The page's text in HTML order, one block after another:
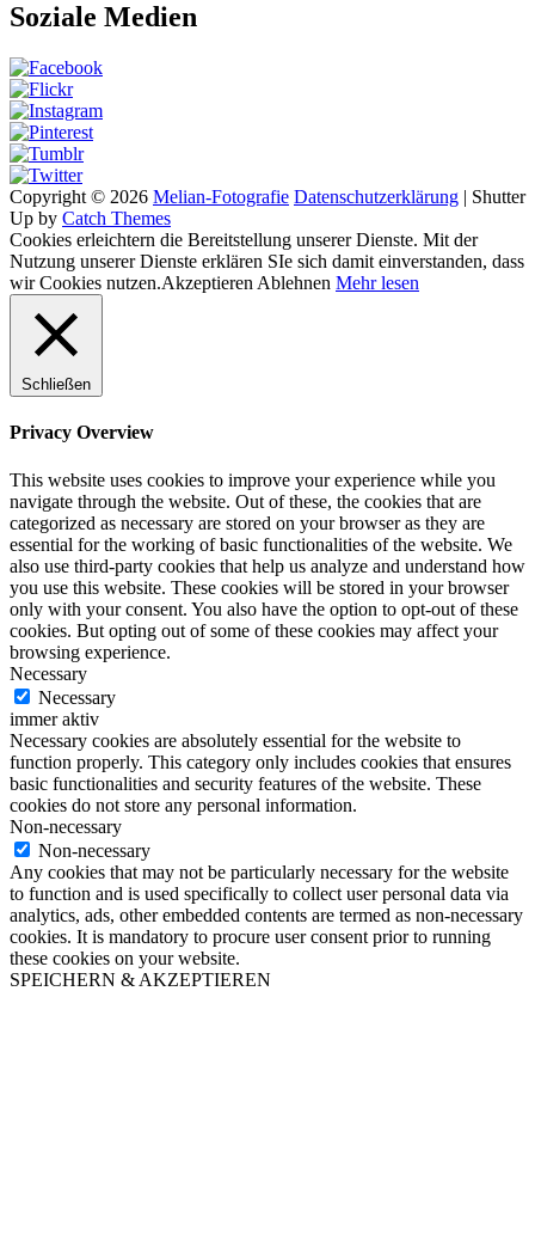
Soziale Medien
Copyright © 2026 Melian-Fotografie Datenschutzerklärung | Shutter
Up by Catch Themes
Cookies erleichtern die Bereitstellung unserer Dienste. Mit der
Nutzung unserer Dienste erklären SIe sich damit einverstanden, dass
wir Cookies nutzen.Akzeptieren Ablehnen Mehr lesen
Schließen
Privacy Overview
This website uses cookies to improve your experience while you
navigate through the website. Out of these, the cookies that are
categorized as necessary are stored on your browser as they are
essential for the working of basic functionalities of the website. We
also use third-party cookies that help us analyze and understand how
you use this website. These cookies will be stored in your browser
only with your consent. You also have the option to opt-out of these
cookies. But opting out of some of these cookies may affect your
browsing experience.
Necessary
Necessary
immer aktiv
Necessary cookies are absolutely essential for the website to
function properly. This category only includes cookies that ensures
basic functionalities and security features of the website. These
cookies do not store any personal information.
Non-necessary
Non-necessary
Any cookies that may not be particularly necessary for the website
to function and is used specifically to collect user personal data via
analytics, ads, other embedded contents are termed as non-necessary
cookies. It is mandatory to procure user consent prior to running
these cookies on your website.
SPEICHERN & AKZEPTIEREN